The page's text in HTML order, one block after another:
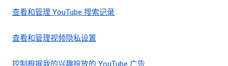
查看和管理 YouTube 搜索记录
查看和管理视频隐私设置
控制根据我的兴趣投放的 YouTube 广告